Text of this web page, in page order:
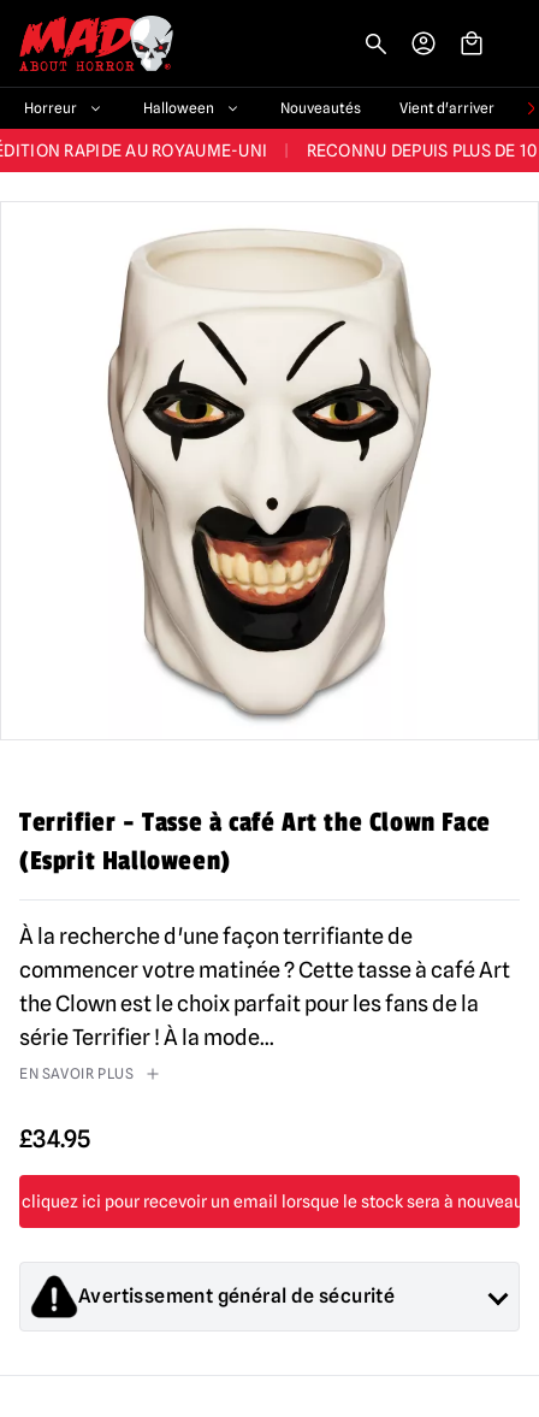
Horreur Halloween Nouveautés Vient d'arriver
ET LA MEILLEURE GAMME DU ROYAUME-UNI PLUS DE 60 000
RAPIDE AU ROYAUME-UNI RECONNU DEPUIS PLUS DE
GAMME D'HALLOWEEN AU ROYAUME-UNI
ET LA MEILLEURE GAMME DU ROYAUME-UNI | PLUS DE 60 000
Terrifier - Tasse à café Art the Clown Face
(Esprit Halloween)
À la recherche d'une façon terrifiante de
commencer votre matinée ? Cette tasse à café Art
the Clown est le choix parfait pour les fans de la
série Terrifier ! À la mode...
EN SAVOIR PLUS
£34.95
Avertissement général de sécurité
collection pour adultes ou des décorations d'Halloween. Ils